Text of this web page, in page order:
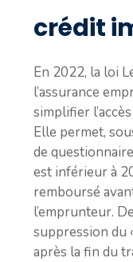
crédit
En 2022, la loi
l’assurance
simplifier
Elle permet,
de
est inférieur à
remboursé
l’emprunteur.
suppression du
après la fin du